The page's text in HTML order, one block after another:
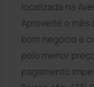
localizada na
Aproveite o mês
bom negócio e
pelo menor
pagamento